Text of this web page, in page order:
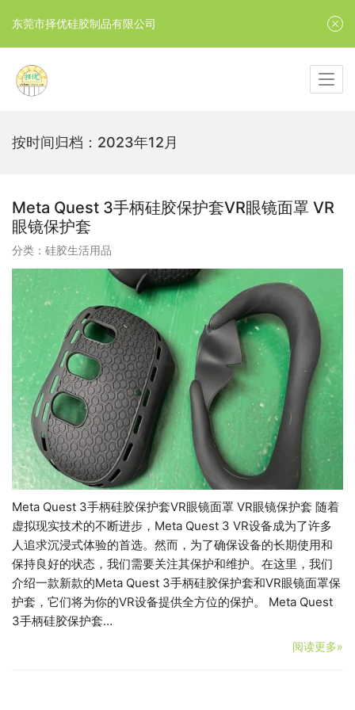
按时间归档：2023年12月
Meta Quest 3手柄硅胶保护套VR眼镜面罩 VR
眼镜保护套
分类： 硅胶生活用品
Meta Quest 3手柄硅胶保护套VR眼镜面罩 VR眼镜保护套 随着
虚拟现实技术的不断进步，Meta Quest 3 VR设备成为了许多
人追求沉浸式体验的首选。然而，为了确保设备的长期使用和
保持良好的状态，我们需要关注其保护和维护。在这里，我们
介绍一款新款的Meta Quest 3手柄硅胶保护套和VR眼镜面罩保
护套，它们将为你的VR设备提供全方位的保护。 Meta Quest
3手柄硅胶保护套…
阅读更多»
东莞市择优硅胶制品有限公司